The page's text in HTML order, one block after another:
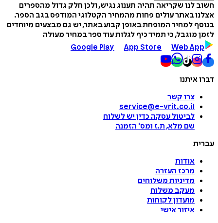
חשוב לנו שקריאה תהיה תענוג נגיש, ולכן חלק גדול מהספרים
אצלנו באתר עולים פחות מהמחיר הקטלוגי המודפס בגב הספר.
בנוסף למחיר המופחת באופן קבוע באתר, יש גם מבצעים מיוחדים
לזמן מוגבל, כי תמיד כיף לגלות עוד ספר במחיר מעולה
Google Play
App Store Web App
דברו איתנו
צרו קשר
service@e-vrit.co.il
לביטול עסקה כדין יש לשלוח
שם מלא, ת.ז ומס' הזמנה
עברית
אודות
מרכז העזרה
מדיניות משלוחים
מעקב משלוח
מועדון לקוחות
איזור אישי